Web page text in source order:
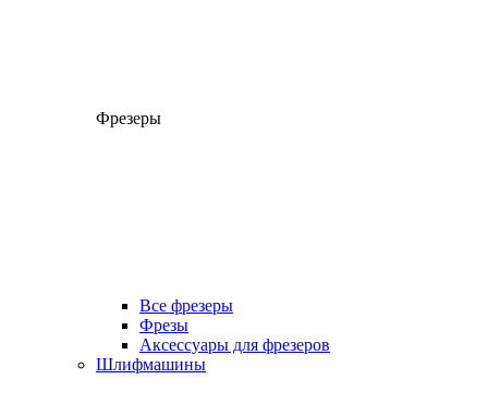
Фрезеры
Все фрезеры
Фрезы
Аксессуары для фрезеров
Шлифмашины